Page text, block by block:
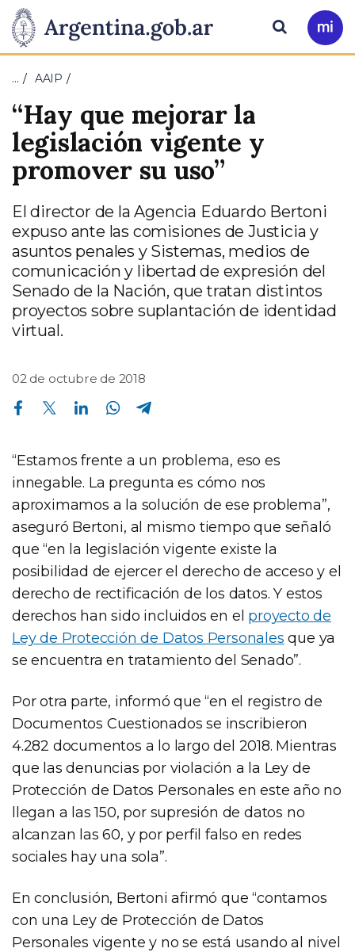
Presidencia
de
la
Nación
Pasar al contenido principal
Ir
a
Buscar
… AAIP
“Hay que mejorar la
legislación vigente y
promover su uso”
El director de la Agencia Eduardo Bertoni
expuso ante las comisiones de Justicia y
asuntos penales y Sistemas, medios de
comunicación y libertad de expresión del
Senado de la Nación, que tratan distintos
proyectos sobre suplantación de identidad
virtual.
02 de octubre de 2018
Compartir en Facebook Compartir en Twitter Compartir en Linkedin Compartir en Whatsapp
“Estamos frente a un problema, eso es
innegable. La pregunta es cómo nos
aproximamos a la solución de ese problema”,
aseguró Bertoni, al mismo tiempo que señaló
que “en la legislación vigente existe la
posibilidad de ejercer el derecho de acceso y el
derecho de rectificación de los datos. Y estos
derechos han sido incluidos en el proyecto de
Ley de Protección de Datos Personales que ya
se encuentra en tratamiento del Senado”.
Por otra parte, informó que “en el registro de
Documentos Cuestionados se inscribieron
4.282 documentos a lo largo del 2018. Mientras
que las denuncias por violación a la Ley de
Protección de Datos Personales en este año no
llegan a las 150, por supresión de datos no
alcanzan las 60, y por perfil falso en redes
sociales hay una sola”.
En conclusión, Bertoni afirmó que “contamos
con una Ley de Protección de Datos
Personales vigente y no se está usando al nivel